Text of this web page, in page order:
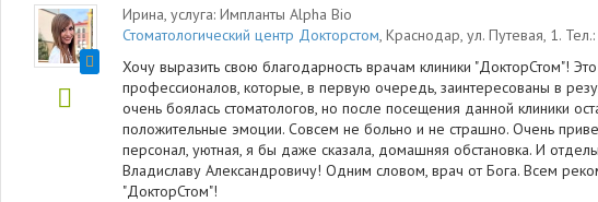
Ирина, услуга: Импланты Alpha Bio
Стоматологический центр Докторстом, Краснодар, ул. Путевая, 1. Тел.:
Хочу выразить свою благодарность врачам клиники "ДокторСтом"!
профессионалов, которые, в первую очередь, заинтересованы в
очень боялась стоматологов, но после посещения данной клиники
положительные эмоции. Совсем не больно и не страшно. Очень
персонал, уютная, я бы даже сказала, домашняя обстановка. И
Владиславу Александровичу! Одним словом, врач от Бога. Всем
"ДокторСтом"!